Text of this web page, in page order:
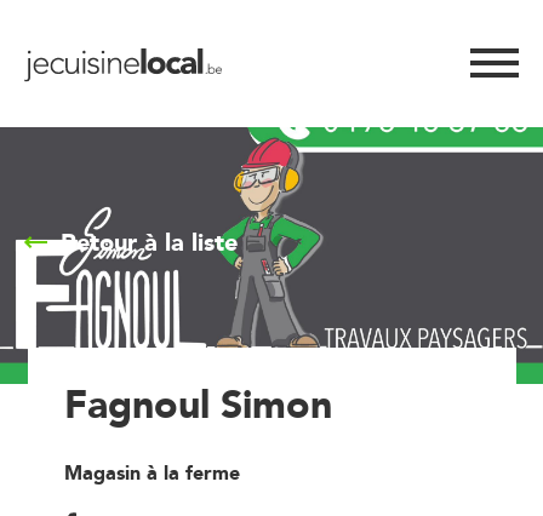
Retour à la liste
Fagnoul Simon
Magasin à la ferme